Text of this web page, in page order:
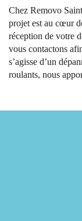
Chez Removo
projet est au cœur
réception de votre
vous contactons
s’agisse d’un
roulants, nous